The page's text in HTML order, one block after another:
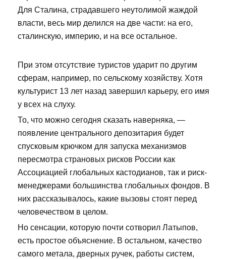
Для Сталина, страдавшего неутолимой жаждой
власти, весь мир делился на две части: на его,
сталинскую, империю, и на все остальное.
При этом отсутствие туристов ударит по другим
сферам, например, по сельскому хозяйству. Хотя
культурист 13 лет назад завершил карьеру, его имя
у всех на слуху.
То, что можно сегодня сказать наверняка, —
появление центрального депозитария будет
спусковым крючком для запуска механизмов
пересмотра страновых рисков России как
Ассоциацией глобальных кастодианов, так и риск-
менеджерами большинства глобальных фондов. В
них рассказывалось, какие вызовы стоят перед
человечеством в целом.
Но сенсации, которую почти сотворил Латыпов,
есть простое объяснение. В остальном, качество
самого метала, дверных ручек, работы систем,